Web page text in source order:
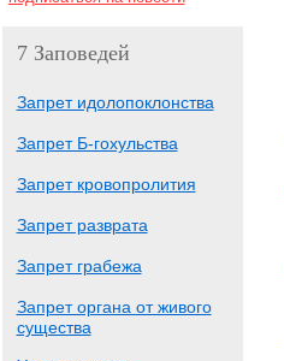
7 Заповедей
Запрет идолопоклонства
Запрет Б-гохульства
Запрет кровопролития
Запрет разврата
Запрет грабежа
Запрет органа от живого
существа